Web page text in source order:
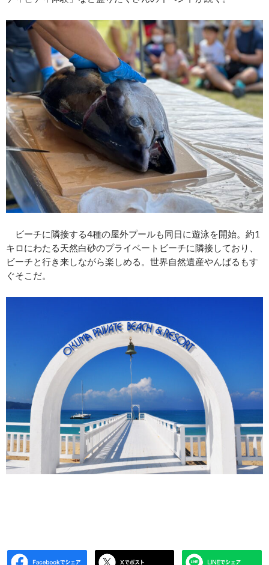
ビーチに隣接する4種の屋外プールも同日に遊泳を開始。約1
キロにわたる天然白砂のプライベートビーチに隣接しており、
ビーチと行き来しながら楽しめる。世界自然遺産やんばるもす
ぐそこだ。